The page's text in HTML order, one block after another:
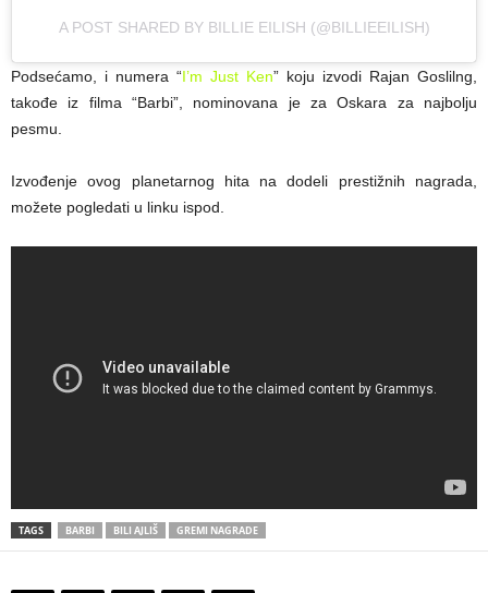
A POST SHARED BY BILLIE EILISH (@BILLIEEILISH)
Podsećamo, i numera “I’m Just Ken” koju izvodi Rajan Goslilng,
takođe iz filma “Barbi”, nominovana je za Oskara za najbolju
pesmu.
Izvođenje ovog planetarnog hita na dodeli prestižnih nagrada,
možete pogledati u linku ispod.
TAGS BARBI BILI AJLIŠ GREMI NAGRADE